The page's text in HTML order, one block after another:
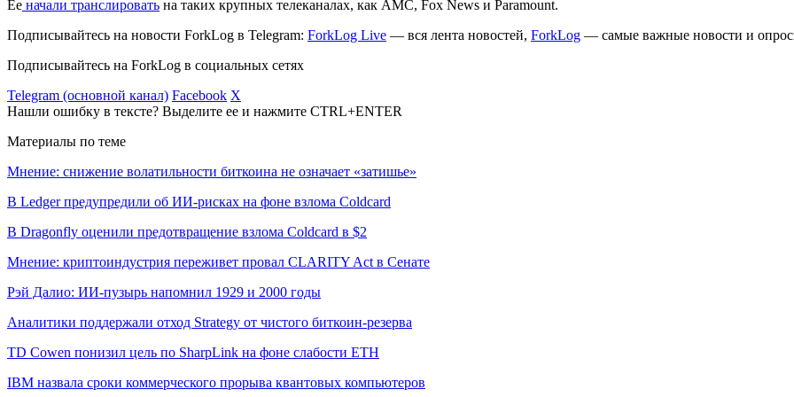
Ее начали транслировать на таких крупных телеканалах, как AMC, Fox News и Paramount.
Подписывайтесь на новости ForkLog в Telegram: ForkLog Live — вся лента новостей, ForkLog — самые важные новости и
Подписывайтесь на ForkLog в социальных сетях
Telegram (основной канал) Facebook X
Нашли ошибку в тексте? Выделите ее и нажмите CTRL+ENTER
Материалы по теме
Мнение: снижение волатильности биткоина не означает «затишье»
В Ledger предупредили об ИИ-рисках на фоне взлома Coldcard
В Dragonfly оценили предотвращение взлома Coldcard в $2
Мнение: криптоиндустрия переживет провал CLARITY Act в Сенате
Рэй Далио: ИИ-пузырь напомнил 1929 и 2000 годы
Аналитики поддержали отход Strategy от чистого биткоин-резерва
TD Cowen понизил цель по SharpLink на фоне слабости ETH
IBM назвала сроки коммерческого прорыва квантовых компьютеров